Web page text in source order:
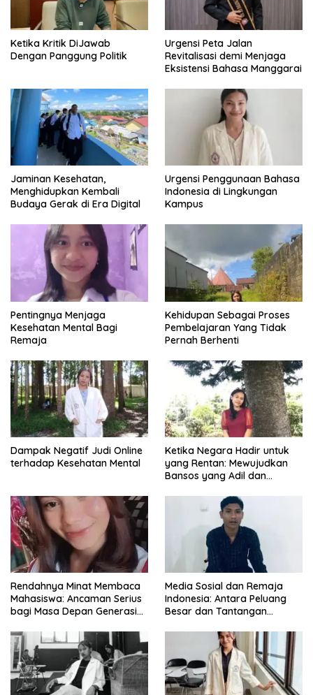
Ketika Kritik DiJawab
Dengan Panggung Politik
Urgensi Peta Jalan
Revitalisasi demi Menjaga
Eksistensi Bahasa Manggarai
Jaminan Kesehatan,
Menghidupkan Kembali
Budaya Gerak di Era Digital
Urgensi Penggunaan Bahasa
Indonesia di Lingkungan
Kampus
Pentingnya Menjaga
Kesehatan Mental Bagi
Remaja
Kehidupan Sebagai Proses
Pembelajaran Yang Tidak
Pernah Berhenti
Dampak Negatif Judi Online
terhadap Kesehatan Mental
Ketika Negara Hadir untuk
yang Rentan: Mewujudkan
Bansos yang Adil dan
Rendahnya Minat Membaca
Mahasiswa: Ancaman Serius
bagi Masa Depan Generasi
Media Sosial dan Remaja
Indonesia: Antara Peluang
Besar dan Tantangan